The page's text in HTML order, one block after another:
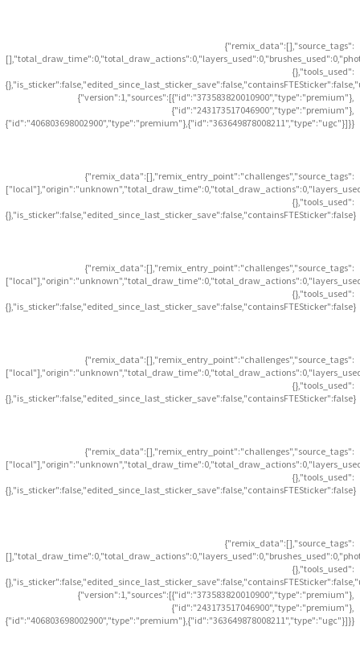
{"remix_data":[],"source_tags":
{},"tools_used":
{"version":1,"sources":[{"id":"373583820010900","type":"premium"},
{"id":"243173517046900","type":"premium"},
{"id":"406803698002900","type":"premium"},{"id":"363649878008211","type":"ugc"}]}}
{"remix_data":[],"remix_entry_point":"challenges","source_tags":
{},"tools_used":
{},"is_sticker":false,"edited_since_last_sticker_save":false,"containsFTESticker":false}
{"remix_data":[],"remix_entry_point":"challenges","source_tags":
{},"tools_used":
{},"is_sticker":false,"edited_since_last_sticker_save":false,"containsFTESticker":false}
{"remix_data":[],"remix_entry_point":"challenges","source_tags":
{},"tools_used":
{},"is_sticker":false,"edited_since_last_sticker_save":false,"containsFTESticker":false}
{"remix_data":[],"remix_entry_point":"challenges","source_tags":
{},"tools_used":
{},"is_sticker":false,"edited_since_last_sticker_save":false,"containsFTESticker":false}
{"remix_data":[],"source_tags":
{},"tools_used":
{"version":1,"sources":[{"id":"373583820010900","type":"premium"},
{"id":"243173517046900","type":"premium"},
{"id":"406803698002900","type":"premium"},{"id":"363649878008211","type":"ugc"}]}}